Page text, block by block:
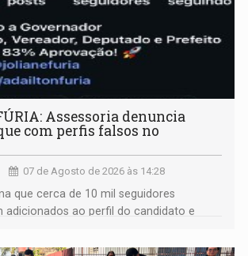
Assessoria denuncia
com perfis falsos no
07 de Agosto de 2026 às 14:28
que cerca de 10 mil seguidores
adicionados ao perfil do candidato e